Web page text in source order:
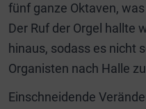
fünf ganze Oktaven,
Der Ruf der Orgel hallte
hinaus, sodass es nicht
Organisten nach Halle
Einschneidende